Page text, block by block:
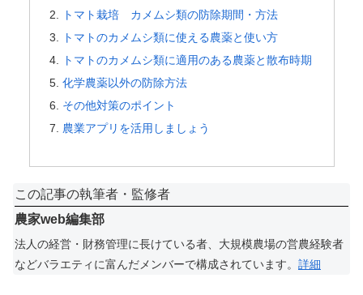
トマト栽培 カメムシ類の防除期間・方法
トマトのカメムシ類に使える農薬と使い方
トマトのカメムシ類に適用のある農薬と散布時期
化学農薬以外の防除方法
その他対策のポイント
農業アプリを活用しましょう
この記事の執筆者・監修者
農家web編集部
法人の経営・財務管理に長けている者、大規模農場の営農経験者
などバラエティに富んだメンバーで構成されています。 詳細